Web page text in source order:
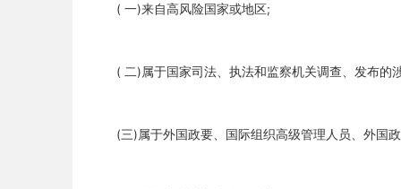
( 一)来自高风险国家或地区;
( 二)属于国家司法、执法和监察机关调查、发布的
(三)属于外国政要、国际组织高级管理人员、外国政